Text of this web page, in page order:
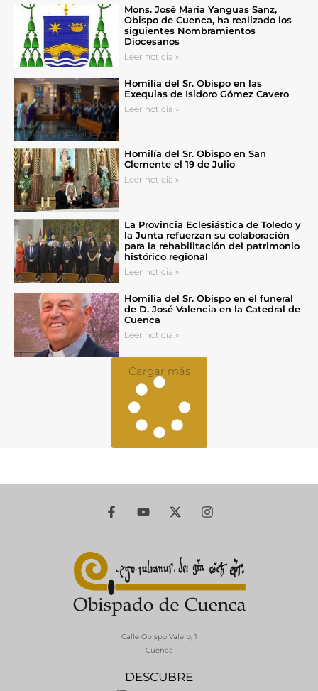
Mons. José María Yanguas Sanz,
Obispo de Cuenca, ha realizado los
siguientes Nombramientos
Diocesanos
Leer noticia »
Homilía del Sr. Obispo en las
Exequias de Isidoro Gómez Cavero
Leer noticia »
Homilía del Sr. Obispo en San
Clemente el 19 de Julio
Leer noticia »
La Provincia Eclesiástica de Toledo y
la Junta refuerzan su colaboración
para la rehabilitación del patrimonio
histórico regional
Leer noticia »
Homilía del Sr. Obispo en el funeral
de D. José Valencia en la Catedral de
Cuenca
Leer noticia »
Cargar más
DESCUBRE
Calle Obispo Valero, 1
Cuenca